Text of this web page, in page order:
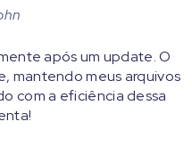
após um update. O
mantendo meus arquivos
com a eficiência dessa